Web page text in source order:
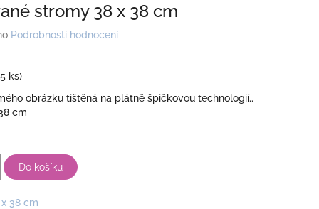
stromy 38 x 38 cm
Podrobnosti hodnocení
ks)
obrázku tištěná na plátně špičkovou technologií..
cm
Do košíku
x 38 cm